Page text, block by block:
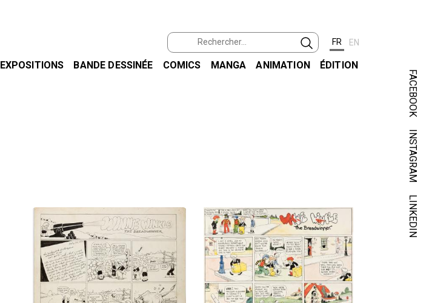
FR EN
EXPOSITIONS BANDE DESSINÉE COMICS MANGA ANIMATION ÉDITION
FACEBOOK
INSTAGRAM
LINKEDIN